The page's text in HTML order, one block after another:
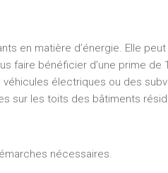
en matière d’énergie. Elle
faire bénéficier d’une prime de
électriques ou des
sur les toits des bâtiments
nécessaires.